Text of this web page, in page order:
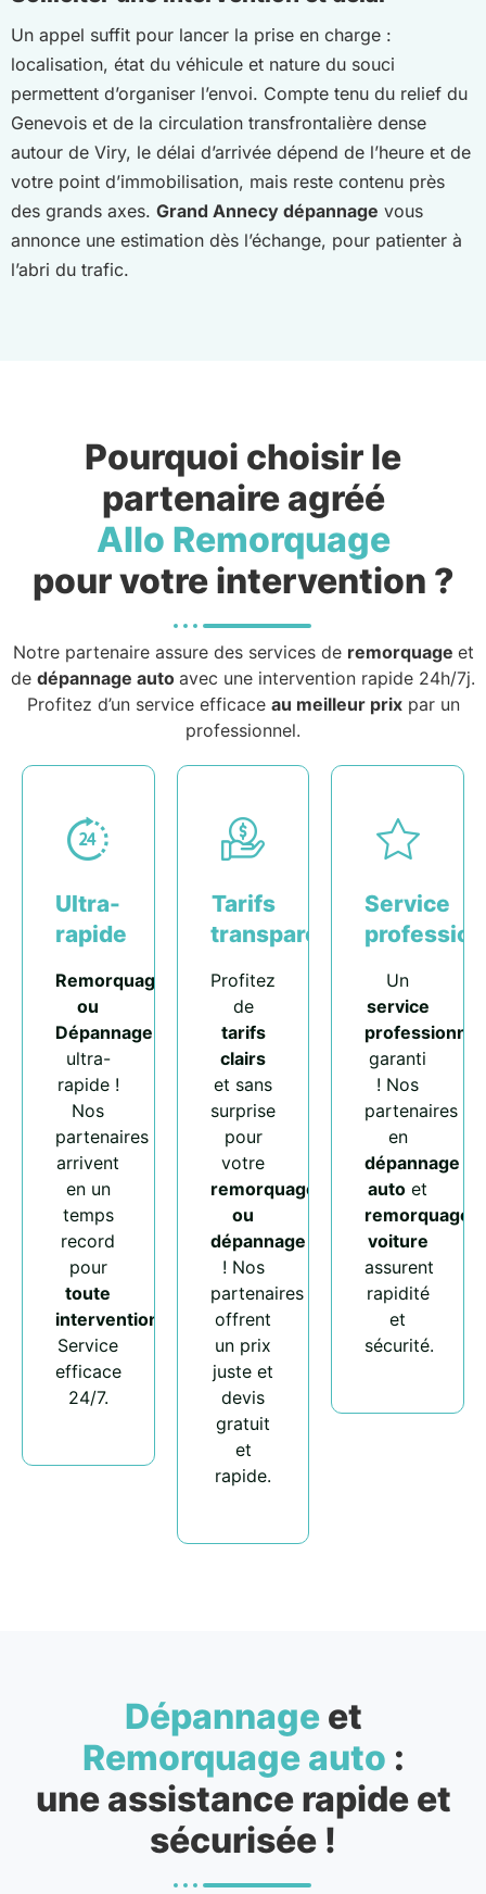
Un appel suffit pour lancer la prise en charge :
localisation, état du véhicule et nature du souci
permettent d’organiser l’envoi. Compte tenu du relief du
Genevois et de la circulation transfrontalière dense
autour de Viry, le délai d’arrivée dépend de l’heure et de
votre point d’immobilisation, mais reste contenu près
des grands axes. Grand Annecy dépannage vous
annonce une estimation dès l’échange, pour patienter à
l’abri du trafic.
Pourquoi choisir le
partenaire agréé
Allo Remorquage
pour votre intervention ?
Notre partenaire assure des services de remorquage et
de dépannage auto avec une intervention rapide 24h/7j.
Profitez d’un service efficace au meilleur prixpar un
professionnel.
Ultra-
rapide
Remorquage
ou
Dépannage
ultra-
rapide !
Nos
partenaires
arrivent
en un
temps
record
pour
toute
intervention
Service
efficace
24/7.
Tarifs
transparents
Profitez
de
tarifs
clairs
et sans
surprise
pour
votre
remorquage
ou
dépannage
! Nos
partenaires
offrent
un prix
juste et
devis
gratuit
et
rapide.
Service
Un
service
professionnel
garanti
! Nos
partenaires
en
dépannage
auto et
remorquage
voiture
assurent
rapidité
et
sécurité.
Dépannageet
Remorquage auto :
une assistance rapide et
sécurisée !